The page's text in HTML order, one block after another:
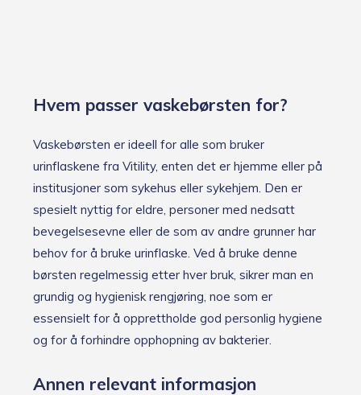
Hvem passer vaskebørsten for?
Vaskebørsten er ideell for alle som bruker
urinflaskene fra Vitility, enten det er hjemme eller på
institusjoner som sykehus eller sykehjem. Den er
spesielt nyttig for eldre, personer med nedsatt
bevegelsesevne eller de som av andre grunner har
behov for å bruke urinflaske. Ved å bruke denne
børsten regelmessig etter hver bruk, sikrer man en
grundig og hygienisk rengjøring, noe som er
essensielt for å opprettholde god personlig hygiene
og for å forhindre opphopning av bakterier.
Annen relevant informasjon